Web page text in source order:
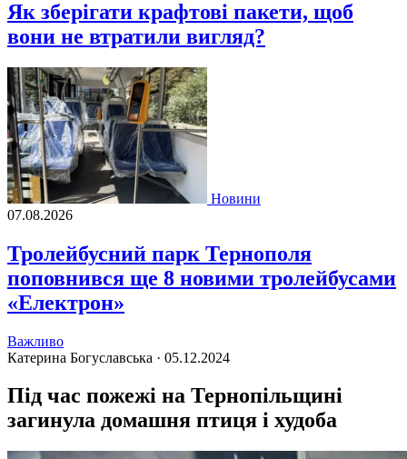
Як зберігати крафтові пакети, щоб
вони не втратили вигляд?
Новини
07.08.2026
Тролейбусний парк Тернополя
поповнився ще 8 новими тролейбусами
«Електрон»
Важливо
Катерина Богуславська · 05.12.2024
Під час пожежі на Тернопільщині
загинула домашня птиця і худоба